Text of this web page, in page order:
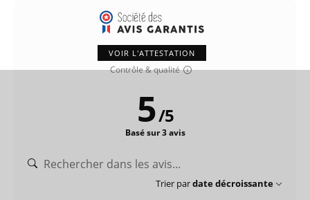
VOIR L'ATTESTATION
Contrôle & qualité
5/5
Basé sur 3 avis
Trier pardate décroissante